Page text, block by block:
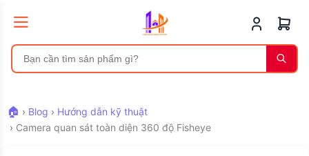
🏠 › Blog › Hướng dẫn kỹ thuật
› Camera quan sát toàn diện 360 độ Fisheye